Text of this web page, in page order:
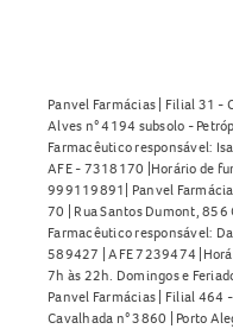
Contraindicações do
componente da fórmula
Batimentos cardíacos
Intolerância à galactose
Quando não devo usar
Não utilize oAtensina
criança ou adolescente,
amamentando sem
Panvel Farmácias | Filial 31
Alves n° 4194 subsolo -
Farmacêutico responsável:
AFE - 7318170 |Horário de
999119891| Panvel
70 | Rua Santos Dumont, 856
Farmacêutico responsável:
589427 | AFE 7239474
7h às 22h. Domingos e
Panvel Farmácias | Filial
Cavalhada n° 3860 | Porto